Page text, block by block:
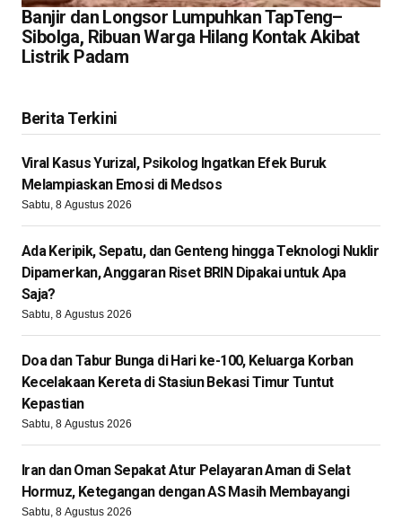
Banjir dan Longsor Lumpuhkan TapTeng–
Sibolga, Ribuan Warga Hilang Kontak Akibat
Listrik Padam
Berita Terkini
Viral Kasus Yurizal, Psikolog Ingatkan Efek Buruk
Melampiaskan Emosi di Medsos
Sabtu, 8 Agustus 2026
Ada Keripik, Sepatu, dan Genteng hingga Teknologi Nuklir
Dipamerkan, Anggaran Riset BRIN Dipakai untuk Apa
Saja?
Sabtu, 8 Agustus 2026
Doa dan Tabur Bunga di Hari ke-100, Keluarga Korban
Kecelakaan Kereta di Stasiun Bekasi Timur Tuntut
Kepastian
Sabtu, 8 Agustus 2026
Iran dan Oman Sepakat Atur Pelayaran Aman di Selat
Hormuz, Ketegangan dengan AS Masih Membayangi
Sabtu, 8 Agustus 2026